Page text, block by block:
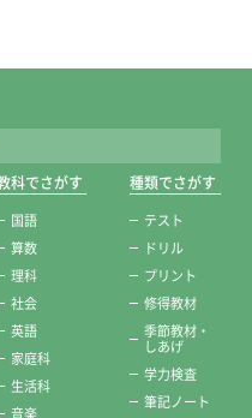
科でさがす
国語
算数
理科
社会
英語
家庭科
生活科
音楽
種類でさがす
テスト
ドリル
プリント
修得教材
季節教材・
しあげ
学力検査
筆記ノート